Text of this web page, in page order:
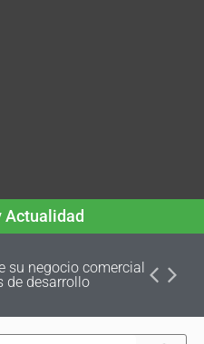
Actualidad
su negocio comercial
de desarrollo